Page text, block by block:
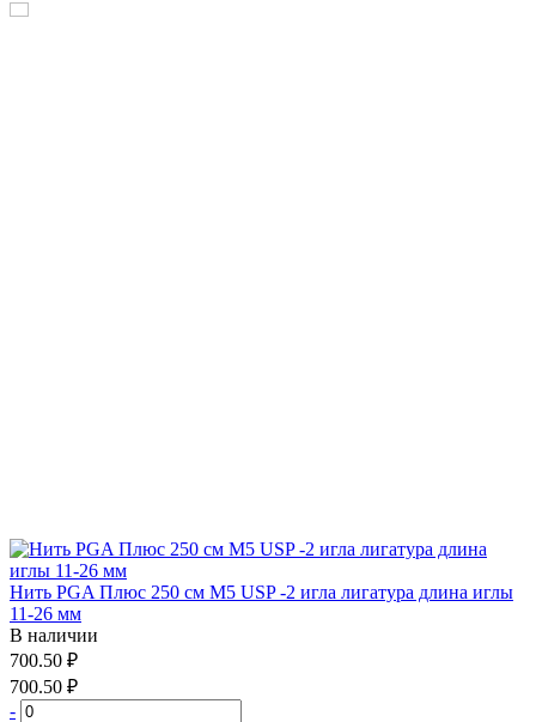
Нить PGA Плюс 250 см М5 USP -2 игла лигатура длина иглы
11-26 мм
В наличии
700.50 ₽
700.50 ₽
-